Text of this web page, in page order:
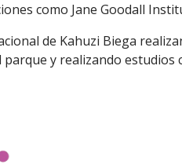
como Jane Goodall
de Kahuzi Biega
y realizando